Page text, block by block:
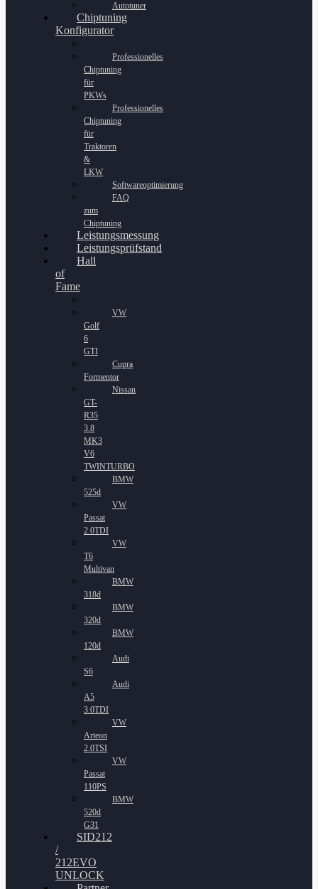
Autotuner
Chiptuning
Konfigurator
Professionelles
Chiptuning
für
PKWs
Professionelles
Chiptuning
für
Traktoren
&
LKW
Softwareoptimierung
FAQ
zum
Chiptuning
Leistungsmessung
Leistungsprüfstand
Hall
of
Fame
VW
Golf
6
GTI
Cupra
Formentor
Nissan
GT-
R35
3.8
MK3
V6
TWINTURBO
BMW
525d
VW
Passat
2.0TDI
VW
T6
Multivan
BMW
318d
BMW
320d
BMW
120d
Audi
S6
Audi
A5
3.0TDI
VW
Arteon
2.0TSI
VW
Passat
110PS
BMW
520d
G31
SID212
/
212EVO
UNLOCK